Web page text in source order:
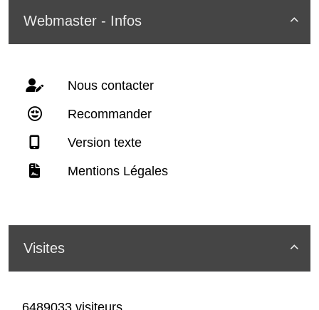

Webmaster - Infos
Nous contacter
Recommander
Version texte
Mentions Légales

Visites
6489033 visiteurs